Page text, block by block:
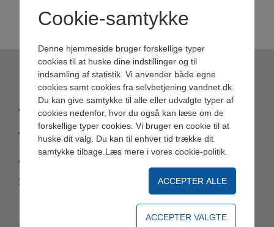
Beredskabsplan
Persondatapolitik
Referater
Historie
For leverandører
Vandforsyning
Vandkvalitet
Vandspareråd
Kontakt
KUNDESERVICE
Vandkvalitet
Vandbrud
Aflæsning
Skriv til os her
Cookie-samtykke
Denne hjemmeside bruger forskellige typer
cookies til at huske dine indstillinger og til
indsamling af statistik. Vi anvender både egne
cookies samt cookies fra selvbetjening.vandnet.dk.
Du kan give samtykke til alle eller udvalgte typer af
cookies nedenfor, hvor du også kan læse om de
forskellige typer cookies. Vi bruger en cookie til at
huske dit valg. Du kan til enhver tid trække dit
samtykke tilbage.Læs mere i vores cookie-politik